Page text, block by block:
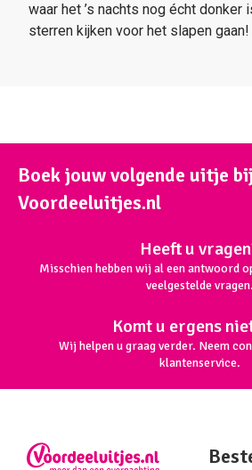
waar het ’s nachts nog écht donker
sterren kijken voor het slapen gaan!
Boek jouw volgende uitje bij
Voordeeluitjes.nl
Heeft u
Misschien hebben wij al een antwoord
veelgestelde vragen.
Komt u ergens
Wij helpen u graag verder. Neem
klantenservice.